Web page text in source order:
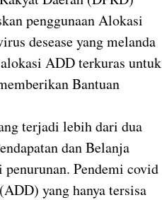
penggunaan Alokasi
desease yang melanda
ADD terkuras untuk
Bantuan
terjadi lebih dari dua
dan Belanja
Pendemi covid
yang hanya tersisa